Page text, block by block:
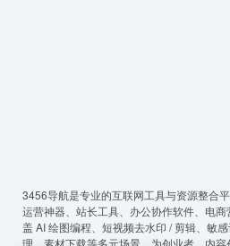
3456导航是专业的互联网工具与资源整合
运营神器、站长工具、办公协作软件、电
盖 AI 绘图编程、短视频去水印 / 剪辑、敏
理、素材下载等多元场景，为创业者、内